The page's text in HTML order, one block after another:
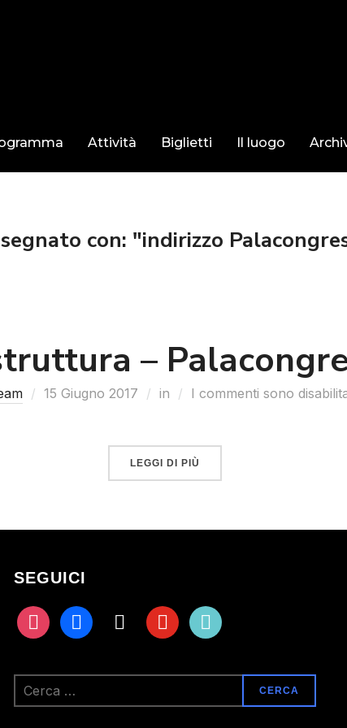
Attività Biglietti Il luogo
con: "indirizzo
–
15 Giugno 2017 in I commenti sono
LEGGI DI PIÙ
SEGUICI
instagramfacebook youtubetiktok
Ricerca
per: